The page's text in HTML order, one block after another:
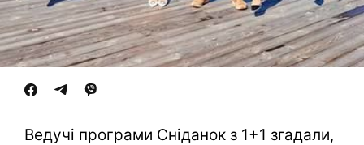
Ведучі програми Сніданок з 1+1 згадали,